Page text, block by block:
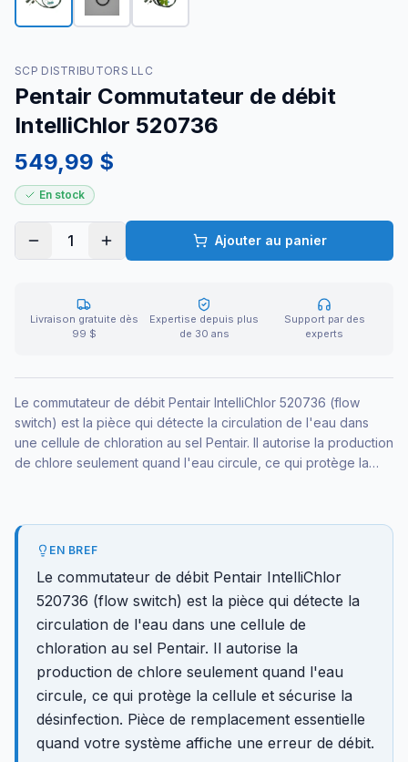
SCP DISTRIBUTORS LLC
Pentair Commutateur de débit
IntelliChlor 520736
549,99 $
En stock
1 Ajouter au panier
Livraison gratuite dès
99 $
Expertise depuis plus
de 30 ans
Support par des
experts
Le commutateur de débit Pentair IntelliChlor 520736 (flow
switch) est la pièce qui détecte la circulation de l'eau dans
une cellule de chloration au sel Pentair. Il autorise la production
de chlore seulement quand l'eau circule, ce qui protège la
EN BREF
Le commutateur de débit Pentair IntelliChlor
520736 (flow switch) est la pièce qui détecte la
circulation de l'eau dans une cellule de
chloration au sel Pentair. Il autorise la
production de chlore seulement quand l'eau
circule, ce qui protège la cellule et sécurise la
désinfection. Pièce de remplacement essentielle
quand votre système affiche une erreur de débit.